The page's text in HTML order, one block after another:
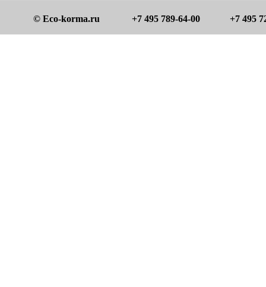
© Eco-korma.ru +7 495 789-64-00 +7 495